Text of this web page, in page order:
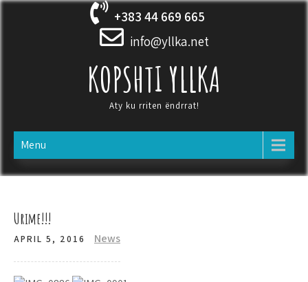
Skip
+383 44 669 665
info@yllka.net
KOPSHTI YLLKA
Aty ku rriten ëndrrat!
Menu
Urime!!!
APRIL 5, 2016 News